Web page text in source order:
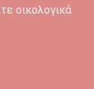
οικολογικά